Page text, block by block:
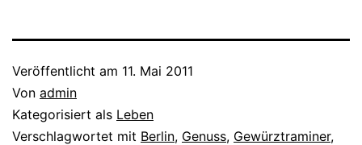
Veröffentlicht am 11. Mai 2011
Von admin
Kategorisiert als Leben
Verschlagwortet mit Berlin, Genuss, Gewürztraminer,